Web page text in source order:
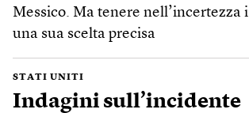
Messico. Ma tenere nell’incertezza
una sua scelta precisa
STATI UNITI
Indagini sull’incidente